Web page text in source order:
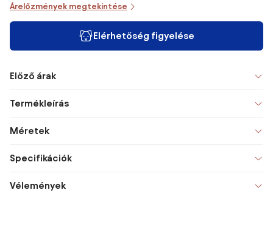
Árelőzmények megtekintése
Elérhetőség figyelése
Előző árak
Termékleírás
Méretek
Specifikációk
Vélemények